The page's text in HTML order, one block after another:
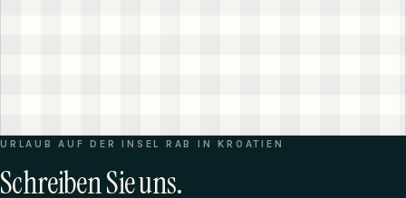
URLAUB AUF DER INSEL RAB IN KROATIEN
Schreiben Sie uns.